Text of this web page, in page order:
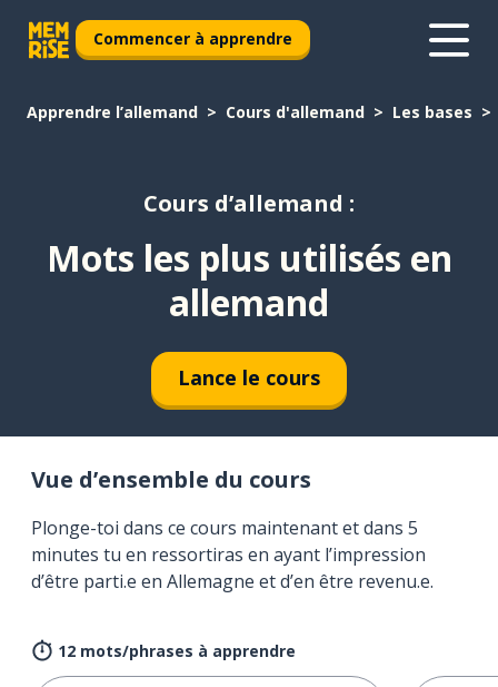
Commencer à apprendre
Apprendre l’allemand Cours d'allemand Les bases
Cours d’allemand :
Mots les plus utilisés en
allemand
Lance le cours
Vue d’ensemble du cours
Plonge-toi dans ce cours maintenant et dans 5
minutes tu en ressortiras en ayant l’impression
d’être parti.e en Allemagne et d’en être revenu.e.
12 mots/phrases à apprendre